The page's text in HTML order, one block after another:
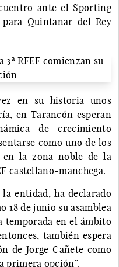
ante el Sporting
para Quintanar del Rey
en su historia unos
en Tarancón esperan
de crecimiento
como uno de los
en la zona noble de la
castellano-manchega.
la entidad, ha declarado
18 de junio su asamblea
temporada en el ámbito
también espera
de Jorge Cañete como
primera opción”.